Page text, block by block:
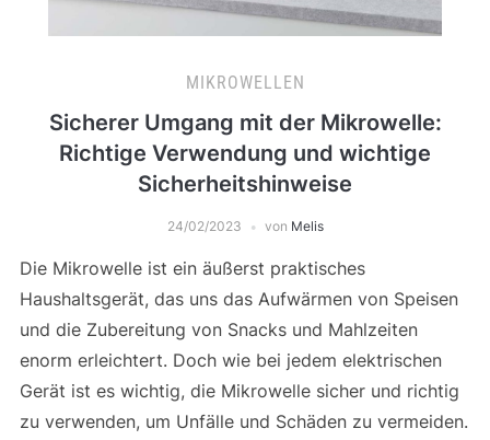
MIKROWELLEN
Sicherer Umgang mit der Mikrowelle:
Richtige Verwendung und wichtige
Sicherheitshinweise
24/02/2023 von Melis
Die Mikrowelle ist ein äußerst praktisches
Haushaltsgerät, das uns das Aufwärmen von Speisen
und die Zubereitung von Snacks und Mahlzeiten
enorm erleichtert. Doch wie bei jedem elektrischen
Gerät ist es wichtig, die Mikrowelle sicher und richtig
zu verwenden, um Unfälle und Schäden zu vermeiden.